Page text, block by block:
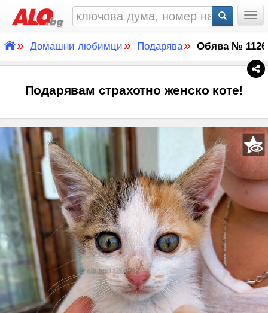
» Домашни любимци » Подарява» Обява №
Подарявам страхотно женско коте!